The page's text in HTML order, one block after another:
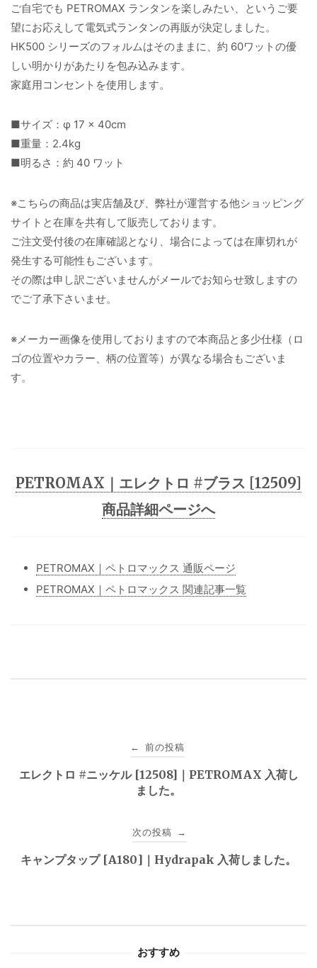
ご自宅でも PETROMAX ランタンを楽しみたい、というご要
望にお応えして電気式ランタンの再販が決定しました。
HK500 シリーズのフォルムはそのままに、約 60ワットの優
しい明かりがあたりを包み込みます。
家庭用コンセントを使用します。
■サイズ：φ 17 × 40cm
■重量：2.4kg
■明るさ：約 40 ワット
※こちらの商品は実店舗及び、弊社が運営する他ショッピング
サイトと在庫を共有して販売しております。
ご注文受付後の在庫確認となり、場合によっては在庫切れが
発生する可能性もございます。
その際は申し訳ございませんがメールでお知らせ致しますの
でご了承下さいませ。
※メーカー画像を使用しておりますので本商品と多少仕様（ロ
ゴの位置やカラー、柄の位置等）が異なる場合もございま
す。
PETROMAX｜エレクトロ #ブラス [12509]
商品詳細ページへ
PETROMAX｜ペトロマックス 通販ページ
PETROMAX｜ペトロマックス 関連記事一覧
稿
ゲ
← 前の投稿
エレクトロ #ニッケル [12508]｜PETROMAX 入荷し
ました。
次の投稿 →
キャンプタップ [A180]｜Hydrapak 入荷しました。
おすすめ